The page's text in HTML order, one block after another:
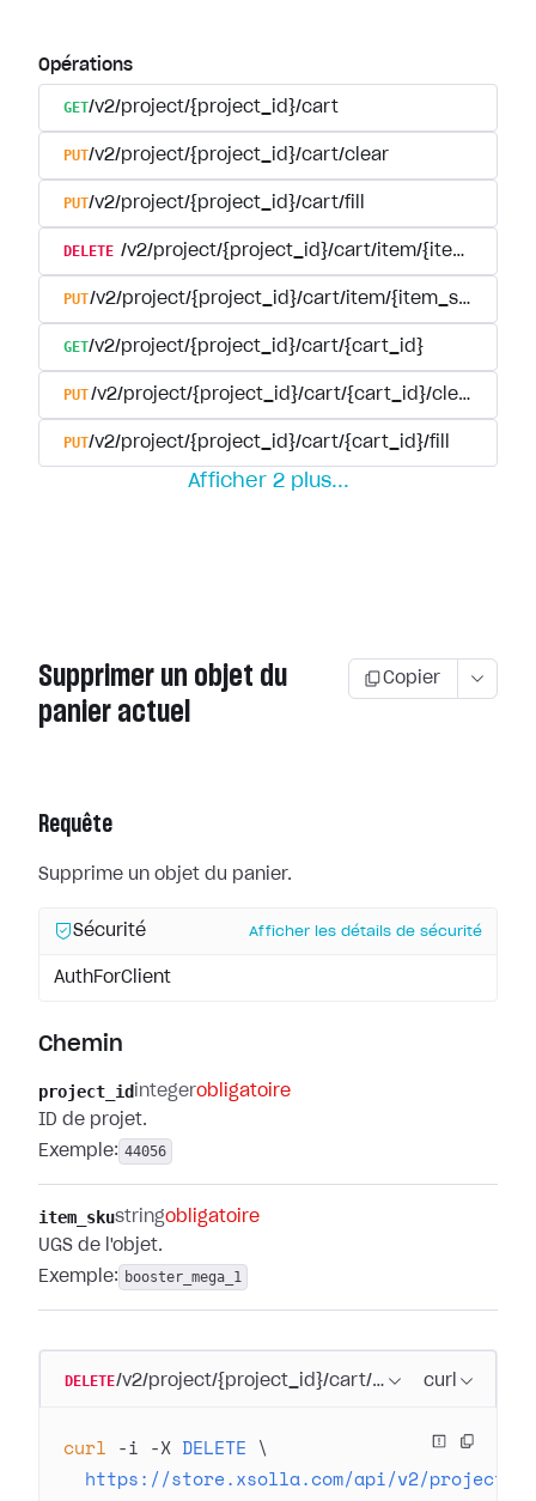
Opérations
GET/v2/project/{project_id}/cart
PUT/v2/project/{project_id}/cart/clear
PUT/v2/project/{project_id}/cart/fill
DELETE /v2/project/{project_id}/cart/item/{item_sku}
PUT/v2/project/{project_id}/cart/item/{item_sku}
GET/v2/project/{project_id}/cart/{cart_id}
PUT/v2/project/{project_id}/cart/{cart_id}/clear
PUT/v2/project/{project_id}/cart/{cart_id}/fill
Afficher 2 plus...
Supprimer un objet du
panier actuel
Copier
Requête
Supprime un objet du panier.
Sécurité Afficher les détails de sécurité
AuthForClient
Chemin
project_id integerobligatoire
ID de projet.
Exemple: 44056
item_skustringobligatoire
UGS de l'objet.
Exemple: booster_mega_1
DELETE/v2/project/{project_id}/cart/item/{item_sku}
curl
curl -i -X DELETE \
https://store.xsolla.com/api/v2/project/